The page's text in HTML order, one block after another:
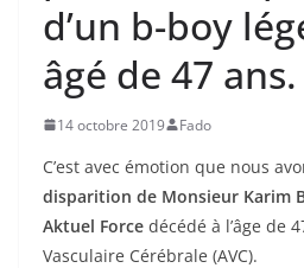
d’un b-boy
âgé de 47 ans.
14 octobre 2019 Fado
C’est avec émotion que nous
disparition de Monsieur Karim
Aktuel Force décédé à l’âge de
Vasculaire Cérébrale (AVC).